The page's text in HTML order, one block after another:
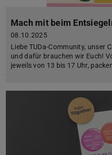
Mach mit beim
08.10.2025
Liebe TUDa-Community, unser
und dafür brauchen wir Euch!
jeweils von 13 bis 17 Uhr,